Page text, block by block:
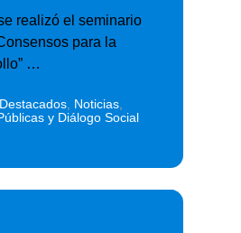
realizó el seminario
para la
…
Destacados, Noticias,
y Diálogo Social